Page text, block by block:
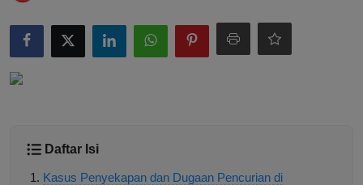
Daftar Isi
Kasus Penyekapan dan Dugaan Pencurian di